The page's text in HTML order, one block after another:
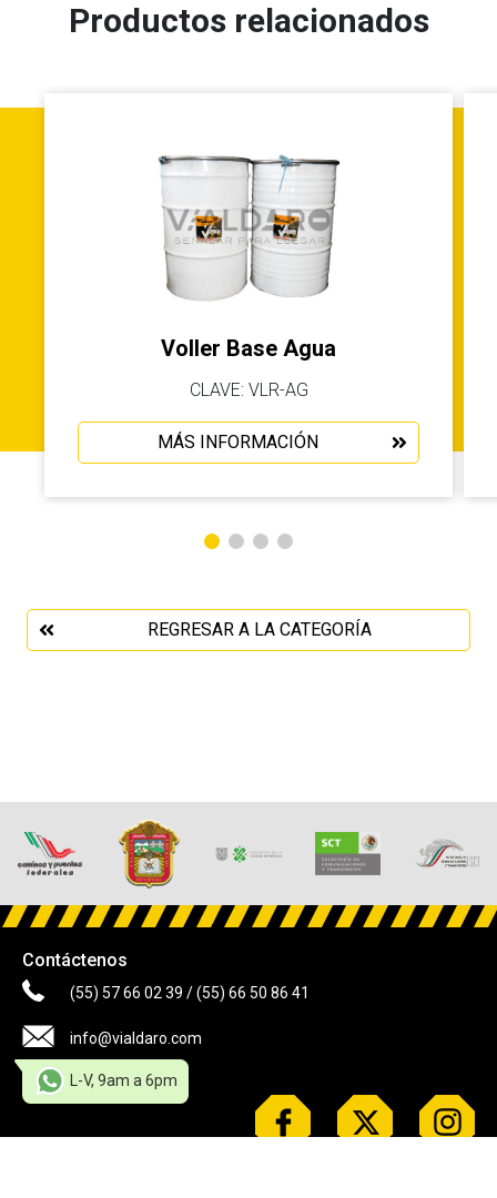
Productos relacionados
Voller Base Agua
CLAVE: VLR-AG
MÁS INFORMACIÓN
REGRESAR A LA CATEGORÍA
Contáctenos
(55) 57 66 02 39 /(55) 66 50 86 41
info@vialdaro.com
L-V, 9am a 6pm